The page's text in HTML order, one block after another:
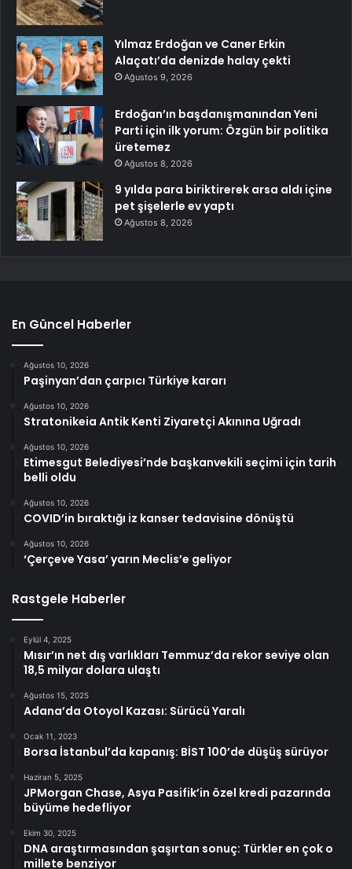
Yılmaz Erdoğan ve Caner Erkin
Alaçatı’da denizde halay çekti
Ağustos 9, 2026
Erdoğan’ın başdanışmanından Yeni
Parti için ilk yorum: Özgün bir politika
üretemez
Ağustos 8, 2026
9 yılda para biriktirerek arsa aldı içine
pet şişelerle ev yaptı
Ağustos 8, 2026
En Güncel Haberler
Ağustos 10, 2026
Paşinyan’dan çarpıcı Türkiye kararı
Ağustos 10, 2026
Stratonikeia Antik Kenti Ziyaretçi Akınına Uğradı
Ağustos 10, 2026
Etimesgut Belediyesi’nde başkanvekili seçimi için tarih
belli oldu
Ağustos 10, 2026
COVID’in bıraktığı iz kanser tedavisine dönüştü
Ağustos 10, 2026
‘Çerçeve Yasa’ yarın Meclis’e geliyor
Rastgele Haberler
Eylül 4, 2025
Mısır’ın net dış varlıkları Temmuz’da rekor seviye olan
18,5 milyar dolara ulaştı
Ağustos 15, 2025
Adana’da Otoyol Kazası: Sürücü Yaralı
Ocak 11, 2023
Borsa İstanbul’da kapanış: BİST 100’de düşüş sürüyor
Haziran 5, 2025
JPMorgan Chase, Asya Pasifik’in özel kredi pazarında
büyüme hedefliyor
Ekim 30, 2025
DNA araştırmasından şaşırtan sonuç: Türkler en çok o
millete benziyor